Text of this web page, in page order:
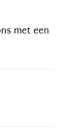
met een